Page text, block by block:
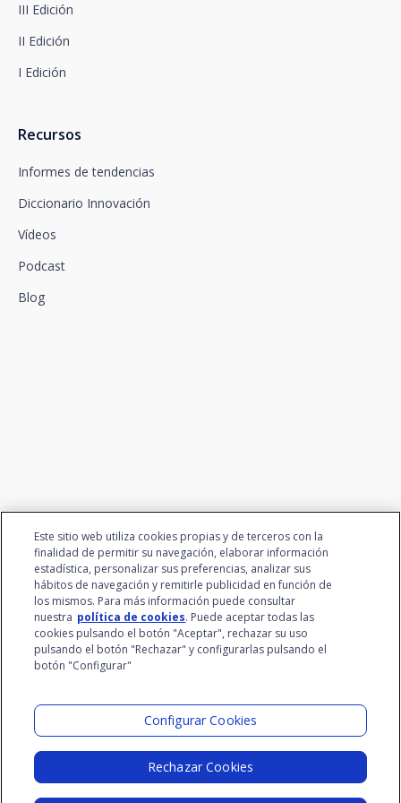
III Edición
II Edición
I Edición
Recursos
Informes de tendencias
Diccionario Innovación
Vídeos
Podcast
Blog
apartado de Política de Privacidad, que le
aconsejamos consulte.
Este sitio web utiliza cookies propias y de terceros con la
finalidad de permitir su navegación, elaborar información
estadística, personalizar sus preferencias, analizar sus
hábitos de navegación y remitirle publicidad en función de
los mismos. Para más información puede consultar
nuestra política de cookies. Puede aceptar todas las
cookies pulsando el botón "Aceptar", rechazar su uso
pulsando el botón "Rechazar" y configurarlas pulsando el
botón "Configurar"
Configurar Cookies
Rechazar Cookies